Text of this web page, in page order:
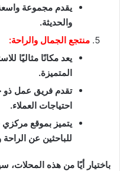
يقدم مجموعة
والحديثة.
منتجع الجمال والراحة:
يعد مكانًا مثاليًا
المتميزة.
تقدم فريق عمل
احتياجات العملاء.
يتميز بموقع
للباحثين عن الراحة
باختيار أيًا من هذه